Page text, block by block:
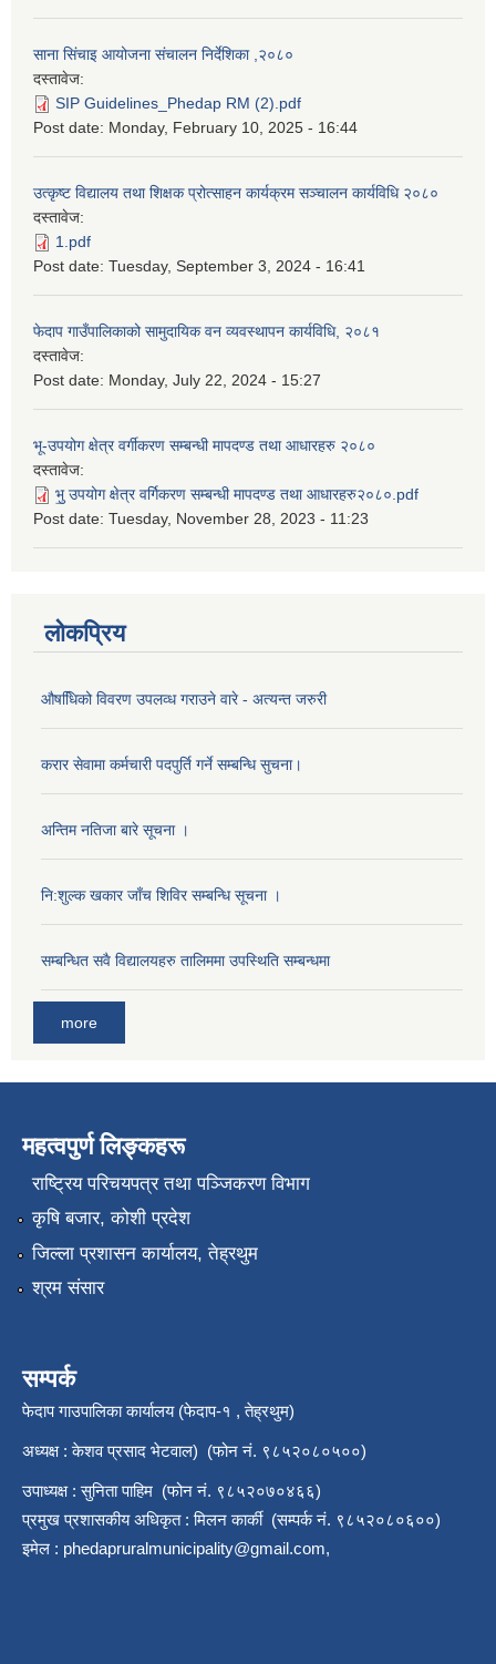
साना सिंचाइ आयोजना संचालन निर्देशिका ,२०८०
दस्तावेज:
SIP Guidelines_Phedap RM (2).pdf
Post date: Monday, February 10, 2025 - 16:44
उत्कृष्ट विद्यालय तथा शिक्षक प्रोत्साहन कार्यक्रम सञ्चालन कार्यविधि २०८०
दस्तावेज:
1.pdf
Post date: Tuesday, September 3, 2024 - 16:41
फेदाप गाउँपालिकाको सामुदायिक वन व्यवस्थापन कार्यविधि, २०८१
दस्तावेज:
Post date: Monday, July 22, 2024 - 15:27
भू-उपयोग क्षेत्र वर्गीकरण सम्बन्धी मापदण्ड तथा आधारहरु २०८०
दस्तावेज:
भु॒ उपयोग क्षेत्र वर्गिकरण सम्बन्धी मापदण्ड तथा आधारहरु२०८०.pdf
Post date: Tuesday, November 28, 2023 - 11:23
लोकप्रिय
औषधििको विवरण उपलव्ध गराउने वारे - अत्यन्त जरुरी
करार सेवामा कर्मचारी पदपुर्ति गर्ने सम्बन्धि सुचना।
अन्तिम नतिजा बारे सूचना ।
नि:शुल्क खकार जाँच शिविर सम्बन्धि सूचना ।
सम्बन्धित सवै विद्यालयहरु तालिममा उपस्थिति सम्बन्धमा
more
महत्वपुर्ण लिङ्कहरू
राष्‍ट्रिय परिचयपत्र तथा पञ्जिकरण विभाग
कृषि बजार, कोशी प्रदेश
जिल्ला प्रशासन कार्यालय, तेह्रथुम
श्रम संसार
सम्पर्क
फेदाप गाउपालिका कार्यालय (फेदाप-१ , तेह्रथुम)
अध्यक्ष : केशव प्रसाद भेटवाल) (फोन नं. ९८५२०८०५००)
उपाध्यक्ष : सुनिता पाहिम (फोन नं. ९८५२०७०४६६)
प्रमुख प्रशासकीय अधिकृत : मिलन कार्की (सम्पर्क नं. ९८५२०८०६००)
इमेल : phedapruralmunicipality@gmail.com,